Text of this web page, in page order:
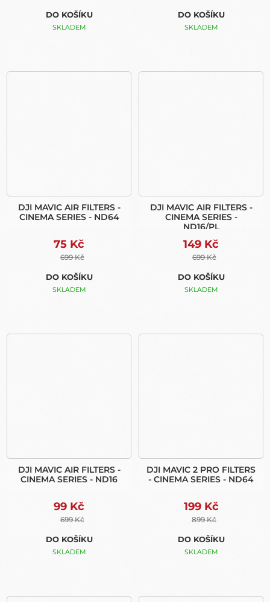
DO KOŠÍKU
SKLADEM
DO KOŠÍKU
SKLADEM
DJI MAVIC AIR FILTERS -
CINEMA SERIES - ND64
75 Kč
699 Kč
DO KOŠÍKU
SKLADEM
DJI MAVIC AIR FILTERS -
CINEMA SERIES -
ND16/PL
149 Kč
699 Kč
DO KOŠÍKU
SKLADEM
DJI MAVIC AIR FILTERS -
CINEMA SERIES - ND16
99 Kč
699 Kč
DO KOŠÍKU
SKLADEM
DJI MAVIC 2 PRO FILTERS
- CINEMA SERIES - ND64
199 Kč
899 Kč
DO KOŠÍKU
SKLADEM